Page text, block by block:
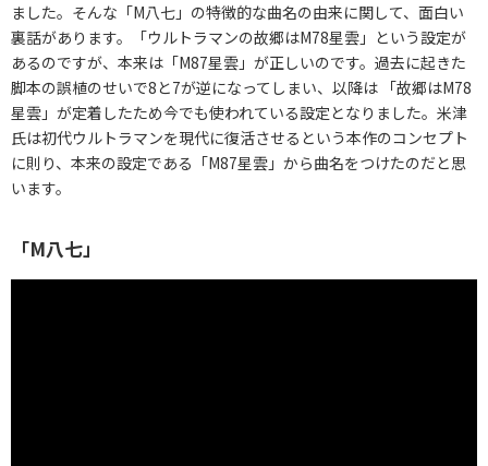
ました。そんな「M八七」の特徴的な曲名の由来に関して、面白い
裏話があります。「ウルトラマンの故郷はM78星雲」という設定が
あるのですが、本来は「M87星雲」が正しいのです。過去に起きた
脚本の誤植のせいで8と7が逆になってしまい、以降は 「故郷はM78
星雲」が定着したため今でも使われている設定となりました。米津
氏は初代ウルトラマンを現代に復活させるという本作のコンセプト
に則り、本来の設定である「M87星雲」から曲名をつけたのだと思
います。
「M八七」